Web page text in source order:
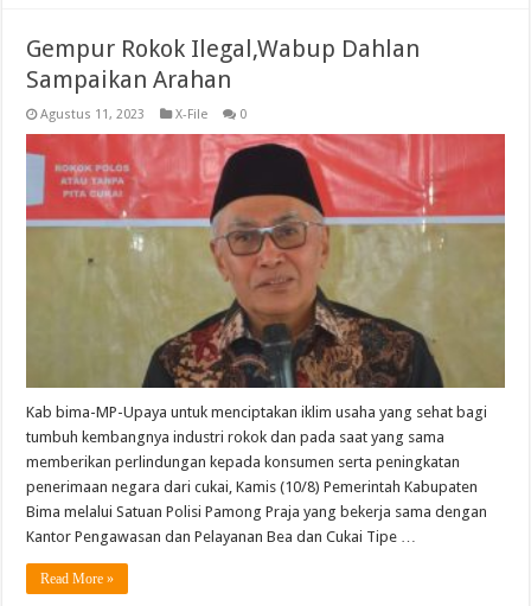
Gempur Rokok Ilegal,Wabup Dahlan
Sampaikan Arahan
Agustus 11, 2023 X-File 0
Kab bima-MP-Upaya untuk menciptakan iklim usaha yang sehat bagi
tumbuh kembangnya industri rokok dan pada saat yang sama
memberikan perlindungan kepada konsumen serta peningkatan
penerimaan negara dari cukai, Kamis (10/8) Pemerintah Kabupaten
Bima melalui Satuan Polisi Pamong Praja yang bekerja sama dengan
Kantor Pengawasan dan Pelayanan Bea dan Cukai Tipe …
Read More »